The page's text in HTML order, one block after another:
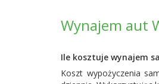
Wynajem aut
Ile kosztuje wynajem
Koszt wypożyczenia